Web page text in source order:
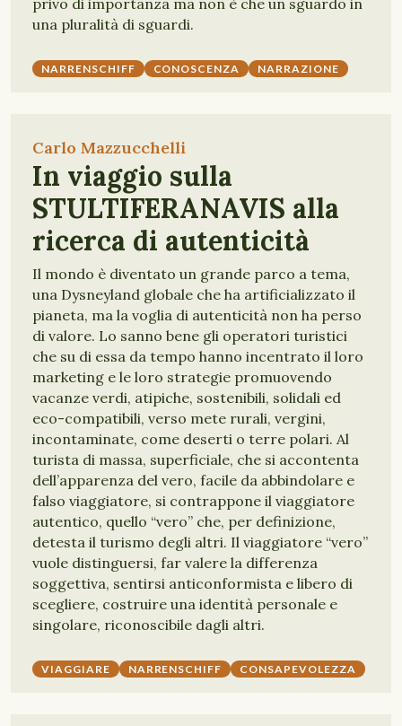
privo di importanza ma non è che un sguardo in
una pluralità di sguardi.
NARRENSCHIFF CONOSCENZA NARRAZIONE
Carlo Mazzucchelli
In viaggio sulla
STULTIFERANAVIS alla
ricerca di autenticità
Il mondo è diventato un grande parco a tema,
una Dysneyland globale che ha artificializzato il
pianeta, ma la voglia di autenticità non ha perso
di valore. Lo sanno bene gli operatori turistici
che su di essa da tempo hanno incentrato il loro
marketing e le loro strategie promuovendo
vacanze verdi, atipiche, sostenibili, solidali ed
eco-compatibili, verso mete rurali, vergini,
incontaminate, come deserti o terre polari. Al
turista di massa, superficiale, che si accontenta
dell’apparenza del vero, facile da abbindolare e
falso viaggiatore, si contrappone il viaggiatore
autentico, quello “vero” che, per definizione,
detesta il turismo degli altri. Il viaggiatore “vero”
vuole distinguersi, far valere la differenza
soggettiva, sentirsi anticonformista e libero di
scegliere, costruire una identità personale e
singolare, riconoscibile dagli altri.
VIAGGIARE NARRENSCHIFF CONSAPEVOLEZZA